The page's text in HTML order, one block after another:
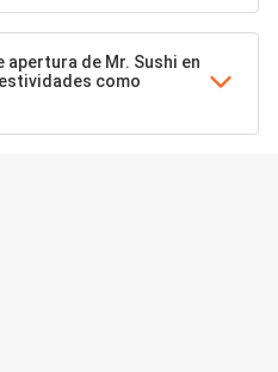
de Mr. Sushi en
como